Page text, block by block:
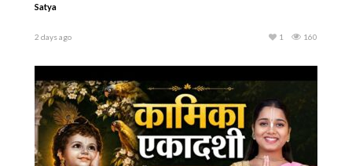
Satya
2 days ago 160
1